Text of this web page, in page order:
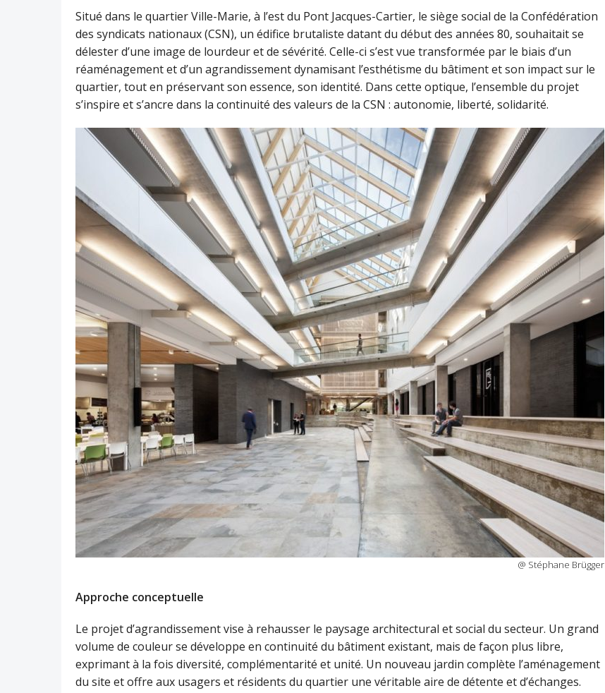
Situé dans le quartier Ville-Marie, à l’est du Pont Jacques-Cartier, le siège social de la Confédération
des syndicats nationaux (CSN), un édifice brutaliste datant du début des années 80, souhaitait se
délester d’une image de lourdeur et de sévérité. Celle-ci s’est vue transformée par le biais d’un
réaménagement et d’un agrandissement dynamisant l’esthétisme du bâtiment et son impact sur le
quartier, tout en préservant son essence, son identité. Dans cette optique, l’ensemble du projet
s’inspire et s’ancre dans la continuité des valeurs de la CSN : autonomie, liberté, solidarité.
@ Stéphane Brügger
Approche conceptuelle
Le projet d’agrandissement vise à rehausser le paysage architectural et social du secteur. Un grand
volume de couleur se développe en continuité du bâtiment existant, mais de façon plus libre,
exprimant à la fois diversité, complémentarité et unité. Un nouveau jardin complète l’aménagement
du site et offre aux usagers et résidents du quartier une véritable aire de détente et d’échanges.